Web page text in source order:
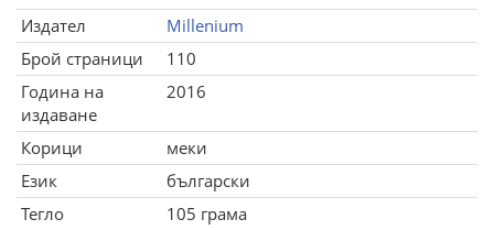
Издател
Millenium
Брой страници
110
Година на
издаване
2016
Корици
меки
Език
български
Тегло
105 грама